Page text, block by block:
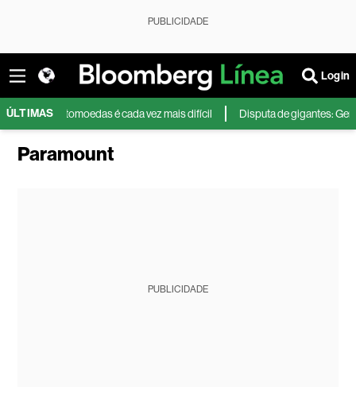
PUBLICIDADE
Login
ÚLTIMAS
de criptomoedas é cada vez mais difícil Disputa de gigantes:
Paramount
PUBLICIDADE